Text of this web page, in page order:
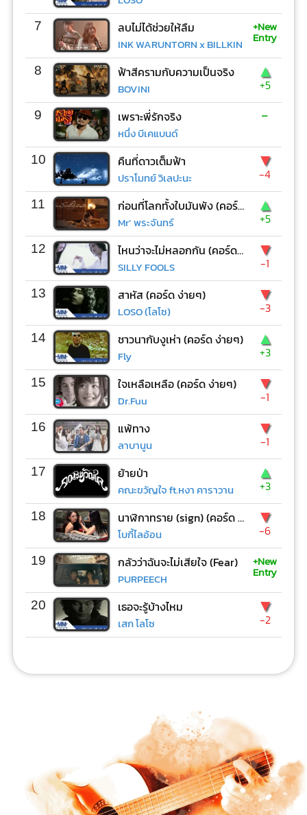
7 ลบไม่ได้ช่วยให้ลืม
INK WARUNTORN x BILLKIN
+New
Entry
8 ฟ้าสีครามกับความเป็นจริง
BOVINI
▲
+5
9 เพราะพี่รักจริง
หนึ่ง บีเคแบนด์
-
10 คืนที่ดาวเต็มฟ้า
ปราโมทย์ วิเลปะนะ
▼
-4
11 ก่อนที่โลกทั้งใบมันพัง (คอร์ด ง่ายๆ)
Mr’ พระจันทร์
▲
+5
12 ไหนว่าจะไม่หลอกกัน (คอร์ด ง่ายๆ)
SILLY FOOLS
▼
-1
13 สาหัส (คอร์ด ง่ายๆ)
LOSO (โลโซ)
▼
-3
14 ชาวนากับงูเห่า (คอร์ด ง่ายๆ)
Fly
▲
+3
15 ใจเหลือเหลือ (คอร์ด ง่ายๆ)
Dr.Fuu
▼
-1
16 แพ้ทาง
ลาบานูน
▼
-1
17 ย้ายป่า
คณะขวัญใจ ft.หงา คาราวาน
▲
+3
18 นาฬิกาทราย (sign) (คอร์ด ง่ายๆ)
โบกี้ไลอ้อน
▼
-6
19 กลัวว่าฉันจะไม่เสียใจ (Fear)
PURPEECH
+New
Entry
20 เธอจะรู้บ้างไหม
เสก โลโซ
▼
-2